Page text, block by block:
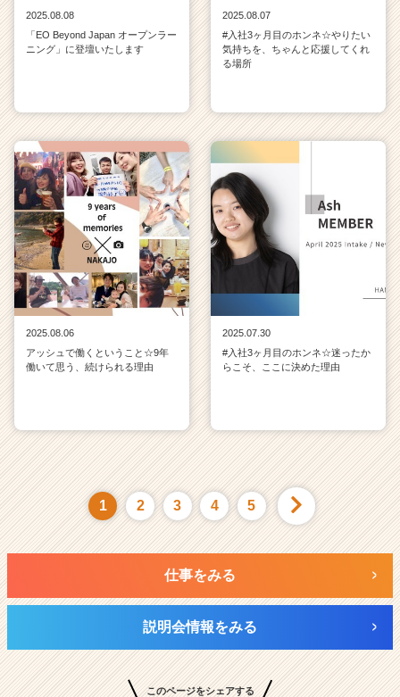
2025.08.08
「EO Beyond Japan オープンラー
ニング」に登壇いたします
2025.08.07
#入社3ヶ月目のホンネ☆やりたい
気持ちを、ちゃんと応援してくれ
る場所
2025.08.06
アッシュで働くということ☆9年
働いて思う、続けられる理由
2025.07.30
#入社3ヶ月目のホンネ☆迷ったか
らこそ、ここに決めた理由
1 2 3 4 5
仕事をみる
説明会情報をみる
このページをシェアする